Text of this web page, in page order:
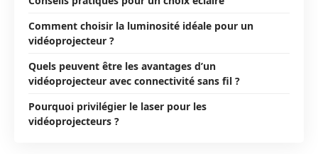
Comment choisir la luminosité idéale pour un
vidéoprojecteur ?
Quels peuvent être les avantages d’un
vidéoprojecteur avec connectivité sans fil ?
Pourquoi privilégier le laser pour les
vidéoprojecteurs ?